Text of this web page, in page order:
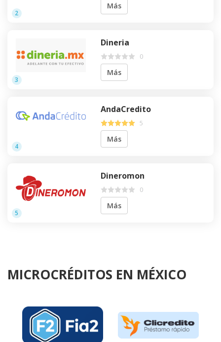
2
Más
3
Dineria
0
Más
4
AndaCredito
5
Más
5
Dineromon
0
Más
MICROCRÉDITOS EN MÉXICO